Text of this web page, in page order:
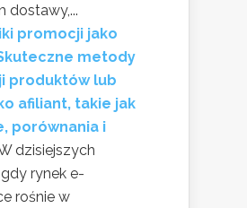
dostawy,...
promocji jako
metody
produktów lub
afiliant, takie jak
porównania i
dzisiejszych
rynek e-
rośnie w